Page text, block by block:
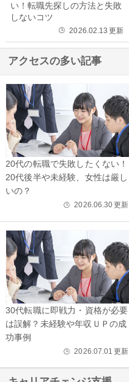
い！転職先探しの方法と失敗
しないコツ
🕒 2026.02.13 更新
アクセスの多い記事
20代の転職で失敗したくない！
20代後半や未経験、女性は厳し
いの？
🕒 2026.06.30更新
30代転職に即戦力・資格が必要
は誤解？未経験や年収ＵＰの成
功事例
🕒 2026.07.01 更新